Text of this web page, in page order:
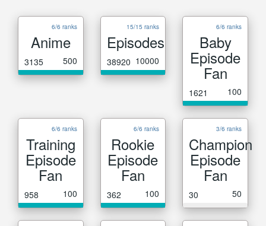
6/6 ranks
Anime
3135 500
15/15 ranks
Episodes
38920 10000
6/6 ranks
Baby
Episode
Fan
1621 100
6/6 ranks
Training
Episode
Fan
958 100
6/6 ranks
Rookie
Episode
Fan
362 100
3/6 ranks
Champion
Episode
Fan
30 50